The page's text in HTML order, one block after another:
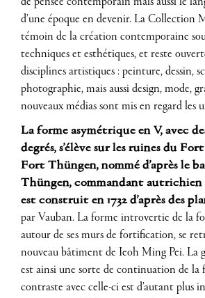
d’une époque en devenir. La Collection
témoin de la création contemporaine
techniques et esthétiques, et reste
disciplines artistiques : peinture, dessin,
photographie, mais aussi design, mode,
nouveaux médias sont mis en regard les
La forme asymétrique en V, avec
degrés, s’élève sur les ruines du
Fort Thüngen, nommé d’après le
Thüngen, commandant autrichien
est construit en 1732 d’après des
par Vauban. La forme introvertie de la
autour de ses murs de fortification, se
nouveau bâtiment de Ieoh Ming Pei. La
est ainsi une sorte de continuation de la
contraste avec celle-ci est d’autant plus